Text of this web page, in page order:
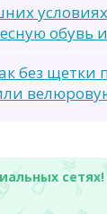
условиях
обувь
без щетки
сетях!